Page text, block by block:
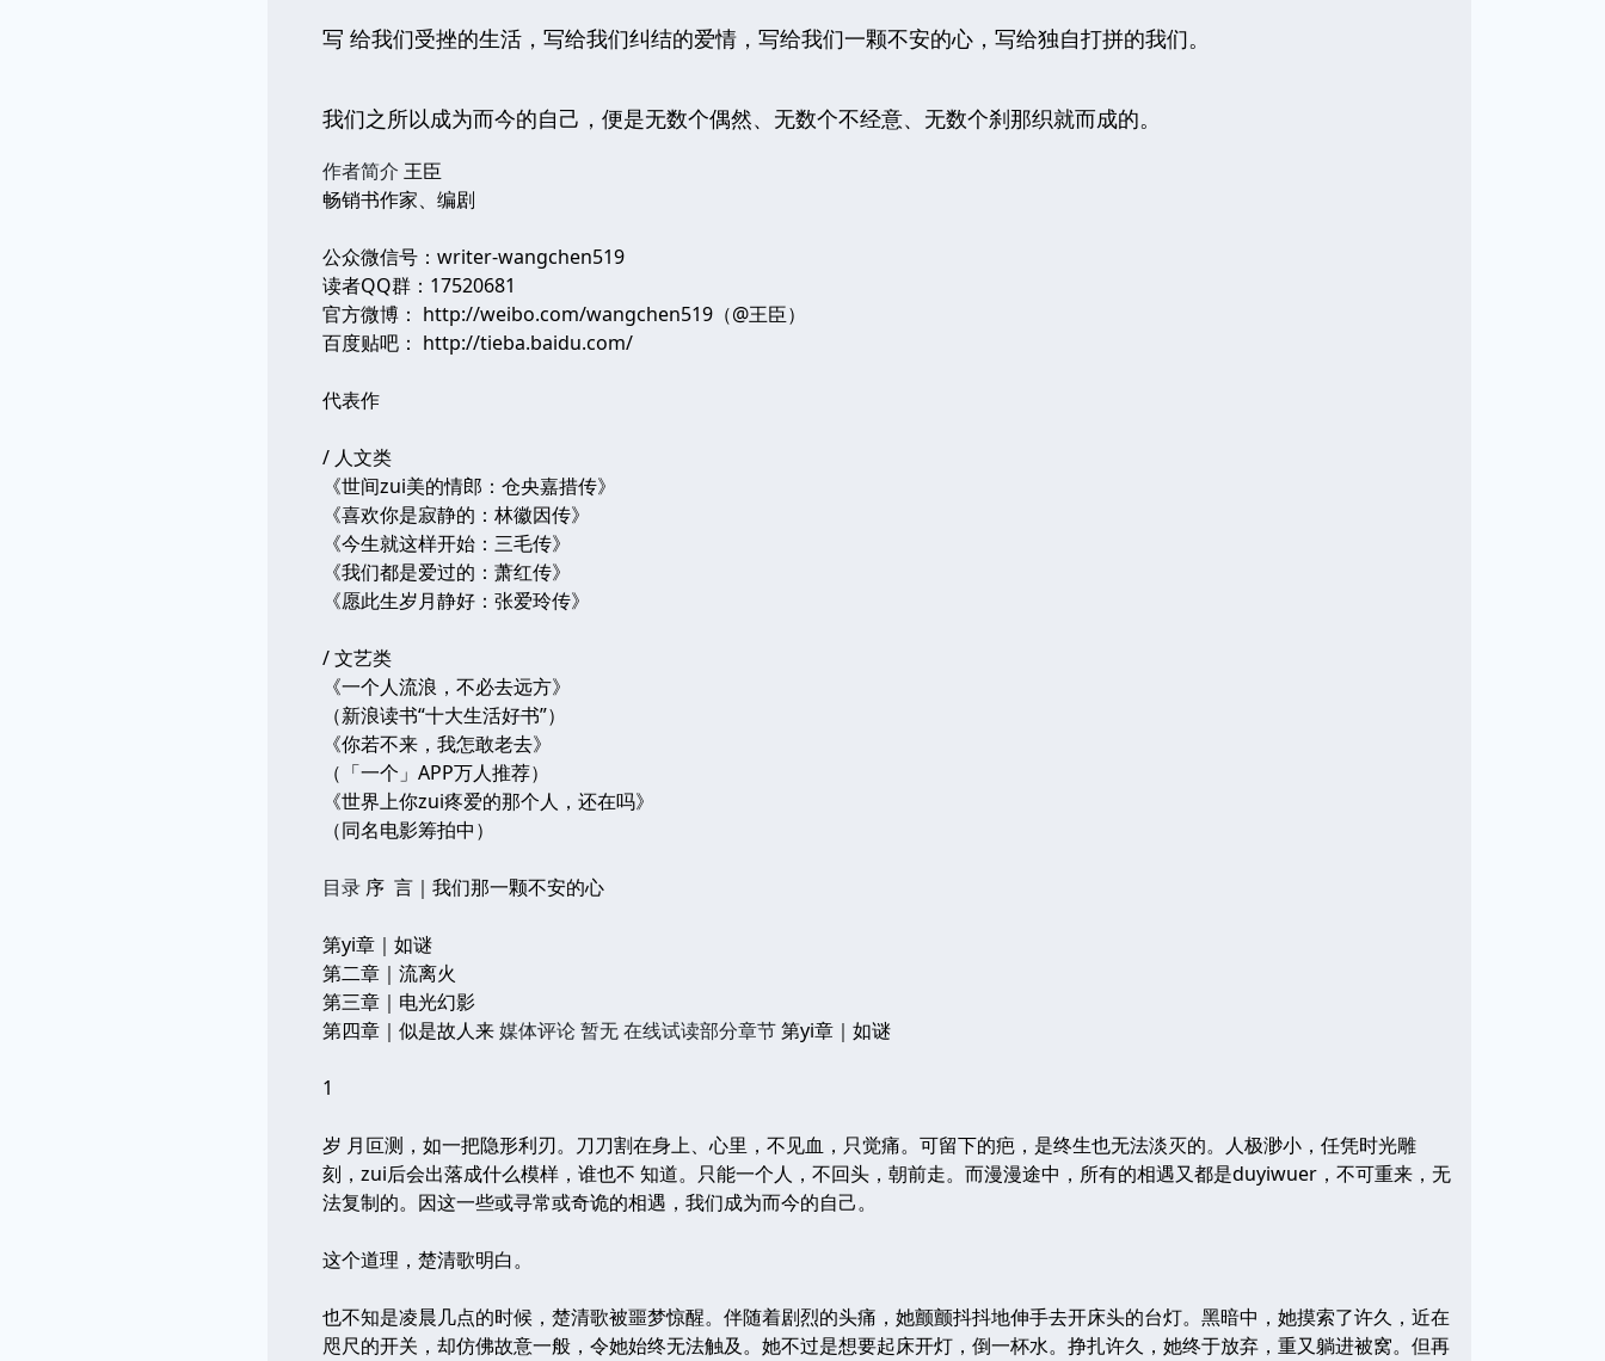
写 给我们受挫的生活，写给我们纠结的爱情，写给我们一颗不安的心，写给独自打拼的我们。
我们之所以成为而今的自己，便是无数个偶然、无数个不经意、无数个刹那织就而成的。
作者简介 王臣
畅销书作家、编剧
公众微信号：writer-wangchen519
读者QQ群：17520681
官方微博： http://weibo.com/wangchen519（@王臣）
百度贴吧： http://tieba.baidu.com/
代表作
/ 人文类
《世间zui美的情郎：仓央嘉措传》
《喜欢你是寂静的：林徽因传》
《今生就这样开始：三毛传》
《我们都是爱过的：萧红传》
《愿此生岁月静好：张爱玲传》
/ 文艺类
《一个人流浪，不必去远方》
（新浪读书“十大生活好书”）
《你若不来，我怎敢老去》
（「一个」APP万人推荐）
《世界上你zui疼爱的那个人，还在吗》
（同名电影筹拍中）
目录 序 言｜我们那一颗不安的心
第yi章｜如谜
第二章｜流离火
第三章｜电光幻影
第四章｜似是故人来媒体评论 暂无 在线试读部分章节第yi章｜如谜
1
岁 月叵测，如一把隐形利刃。刀刀割在身上、心里，不见血，只觉痛。可留下的疤，是终生也无法淡灭的。人极渺小，任凭时光雕
刻，zui后会出落成什么模样，谁也不 知道。只能一个人，不回头，朝前走。而漫漫途中，所有的相遇又都是duyiwuer，不可重来，无
法复制的。因这一些或寻常或奇诡的相遇，我们成为而今的自己。
这个道理，楚清歌明白。
也不知是凌晨几点的时候，楚清歌被噩梦惊醒。伴随着剧烈的头痛，她颤颤抖抖地伸手去开床头的台灯。黑暗中，她摸索了许久，近在
咫尺的开关，却仿佛故意一般，令她始终无法触及。她不过是想要起床开灯，倒一杯水。挣扎许久，她终于放弃，重又躺进被窝。但再